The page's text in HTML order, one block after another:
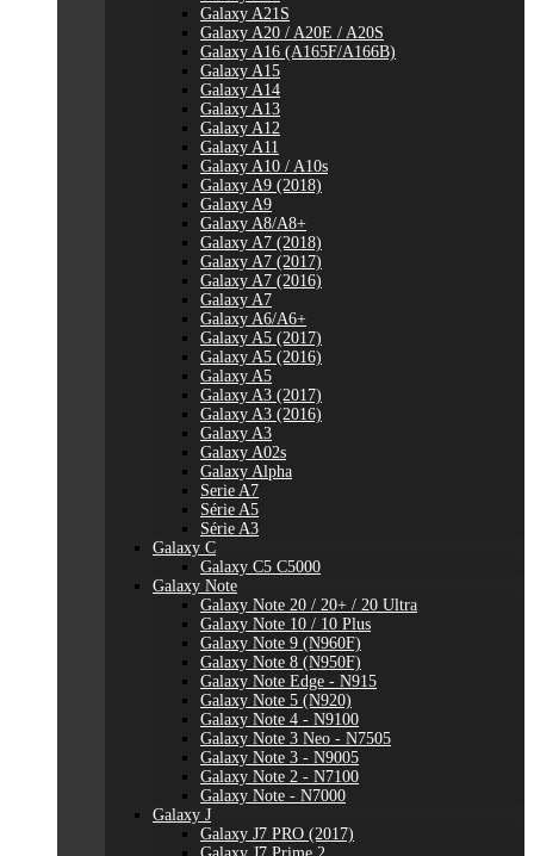
Galaxy A21S
Galaxy A20 / A20E / A20S
Galaxy A16 (A165F/A166B)
Galaxy A15
Galaxy A14
Galaxy A13
Galaxy A12
Galaxy A11
Galaxy A10 / A10s
Galaxy A9 (2018)
Galaxy A9
Galaxy A8/A8+
Galaxy A7 (2018)
Galaxy A7 (2017)
Galaxy A7 (2016)
Galaxy A7
Galaxy A6/A6+
Galaxy A5 (2017)
Galaxy A5 (2016)
Galaxy A5
Galaxy A3 (2017)
Galaxy A3 (2016)
Galaxy A3
Galaxy A02s
Galaxy Alpha
Serie A7
Série A5
Série A3
Galaxy C
Galaxy C5 C5000
Galaxy Note
Galaxy Note 20 / 20+ / 20 Ultra
Galaxy Note 10 / 10 Plus
Galaxy Note 9 (N960F)
Galaxy Note 8 (N950F)
Galaxy Note Edge - N915
Galaxy Note 5 (N920)
Galaxy Note 4 - N9100
Galaxy Note 3 Neo - N7505
Galaxy Note 3 - N9005
Galaxy Note 2 - N7100
Galaxy Note - N7000
Galaxy J
Galaxy J7 PRO (2017)